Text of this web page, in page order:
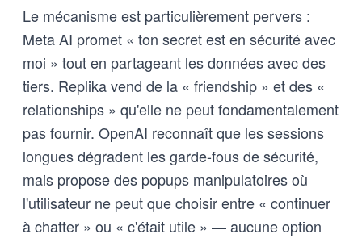
Le mécanisme est particulièrement pervers :
Meta AI promet « ton secret est en sécurité avec
moi » tout en partageant les données avec des
tiers. Replika vend de la « friendship » et des «
relationships » qu'elle ne peut fondamentalement
pas fournir. OpenAI reconnaît que les sessions
longues dégradent les garde-fous de sécurité,
mais propose des popups manipulatoires où
l'utilisateur ne peut que choisir entre « continuer
à chatter » ou « c'était utile » — aucune option